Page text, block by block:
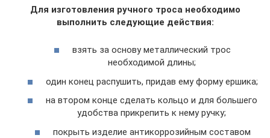
Для изготовления ручного троса необходимо
выполнить следующие действия:
взять за основу металлический трос
необходимой длины;
один конец распушить, придав ему форму ершика;
на втором конце сделать кольцо и для большего
удобства прикрепить к нему ручку;
покрыть изделие антикоррозийным составом